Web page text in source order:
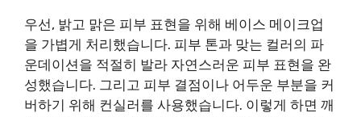
우선, 밝고 맑은 피부 표현을 위해 베이스 메이크업
을 가볍게 처리했습니다. 피부 톤과 맞는 컬러의 파
운데이션을 적절히 발라 자연스러운 피부 표현을 완
성했습니다. 그리고 피부 결점이나 어두운 부분을 커
버하기 위해 컨실러를 사용했습니다. 이렇게 하면 깨